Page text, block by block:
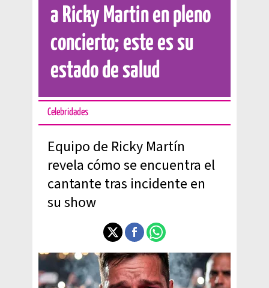
a Ricky Martin en pleno
concierto; este es su
estado de salud
Celebridades
Equipo de Ricky Martín
revela cómo se encuentra el
cantante tras incidente en
su show